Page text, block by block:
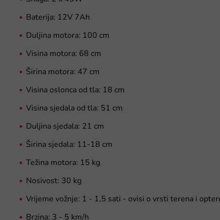
Baterija: 12V 7Ah
Duljina motora: 100 cm
Visina motora: 68 cm
Širina motora: 47 cm
Visina oslonca od tla: 18 cm
Visina sjedala od tla: 51 cm
Duljina sjedala: 21 cm
Širina sjedala: 11-18 cm
Težina motora: 15 kg
Nosivost: 30 kg
Vrijeme vožnje: 1 - 1,5 sati - ovisi o vrsti terena i
Brzina: 3 - 5 km/h